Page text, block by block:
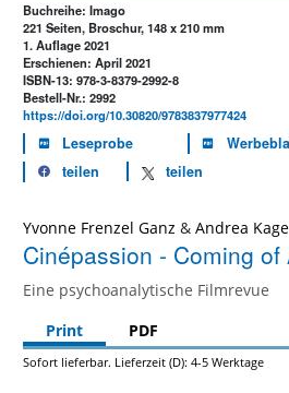
Buchreihe: Imago
221 Seiten, Broschur, 148 x 210 mm
1. Auflage 2021
Erschienen: April 2021
ISBN-13: 978-3-8379-2992-8
Bestell-Nr.: 2992
https://doi.org/10.30820/9783837977424
Leseprobe
teilen
teilen
Yvonne Frenzel Ganz & Andrea
Cinépassion - Coming of
Eine psychoanalytische Filmrevue
Print
PDF
Sofort lieferbar. Lieferzeit (D): 4-5 Werktage